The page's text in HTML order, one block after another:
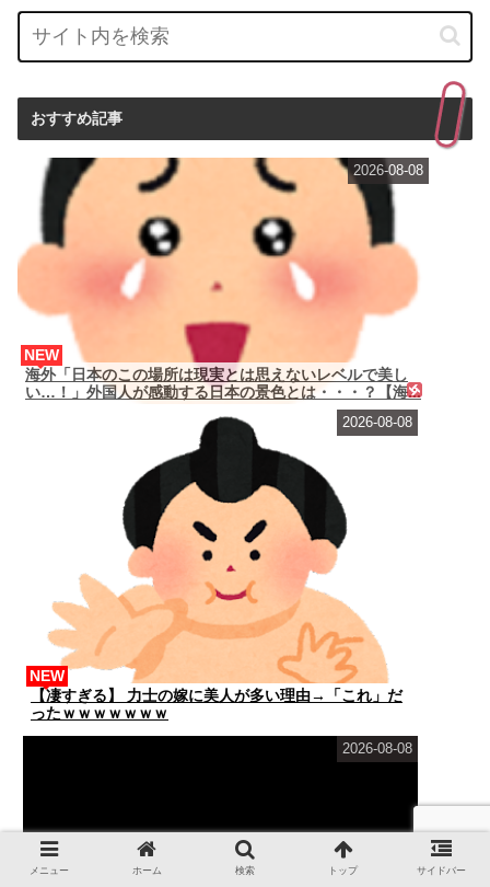
おすすめ記事
海外「日本のこの場所は現実とは思えないレベルで美し
い…！」外国人が感動する日本の景色とは・・・？【海...
NEW
2026-08-08
【凄すぎる】 力士の嫁に美人が多い理由→「これ」だ
ったｗｗｗｗｗｗｗ
NEW
2026-08-08
2026-08-08
メニュー ホーム 検索 トップ サイドバー